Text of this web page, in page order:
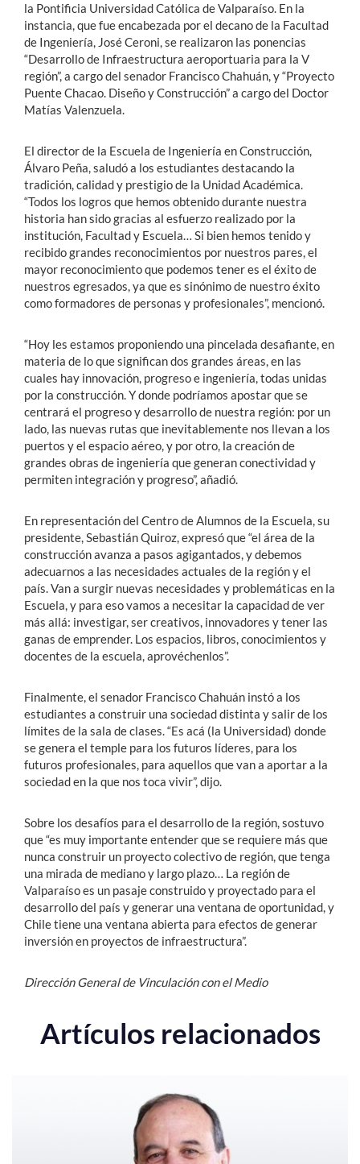
la Pontificia Universidad Católica de Valparaíso. En la
instancia, que fue encabezada por el decano de la Facultad
de Ingeniería, José Ceroni, se realizaron las ponencias
“Desarrollo de Infraestructura aeroportuaria para la V
región”, a cargo del senador Francisco Chahuán, y “Proyecto
Puente Chacao. Diseño y Construcción” a cargo del Doctor
Matías Valenzuela.
El director de la Escuela de Ingeniería en Construcción,
Álvaro Peña, saludó a los estudiantes destacando la
tradición, calidad y prestigio de la Unidad Académica.
“Todos los logros que hemos obtenido durante nuestra
historia han sido gracias al esfuerzo realizado por la
institución, Facultad y Escuela… Si bien hemos tenido y
recibido grandes reconocimientos por nuestros pares, el
mayor reconocimiento que podemos tener es el éxito de
nuestros egresados, ya que es sinónimo de nuestro éxito
como formadores de personas y profesionales”, mencionó.
“Hoy les estamos proponiendo una pincelada desafiante, en
materia de lo que significan dos grandes áreas, en las
cuales hay innovación, progreso e ingeniería, todas unidas
por la construcción. Y donde podríamos apostar que se
centrará el progreso y desarrollo de nuestra región: por un
lado, las nuevas rutas que inevitablemente nos llevan a los
puertos y el espacio aéreo, y por otro, la creación de
grandes obras de ingeniería que generan conectividad y
permiten integración y progreso”, añadió.
En representación del Centro de Alumnos de la Escuela, su
presidente, Sebastián Quiroz, expresó que “el área de la
construcción avanza a pasos agigantados, y debemos
adecuarnos a las necesidades actuales de la región y el
país. Van a surgir nuevas necesidades y problemáticas en la
Escuela, y para eso vamos a necesitar la capacidad de ver
más allá: investigar, ser creativos, innovadores y tener las
ganas de emprender. Los espacios, libros, conocimientos y
docentes de la escuela, aprovéchenlos”.
Finalmente, el senador Francisco Chahuán instó a los
estudiantes a construir una sociedad distinta y salir de los
límites de la sala de clases. “Es acá (la Universidad) donde
se genera el temple para los futuros líderes, para los
futuros profesionales, para aquellos que van a aportar a la
sociedad en la que nos toca vivir”, dijo.
Sobre los desafíos para el desarrollo de la región, sostuvo
que “es muy importante entender que se requiere más que
nunca construir un proyecto colectivo de región, que tenga
una mirada de mediano y largo plazo… La región de
Valparaíso es un pasaje construido y proyectado para el
desarrollo del país y generar una ventana de oportunidad, y
Chile tiene una ventana abierta para efectos de generar
inversión en proyectos de infraestructura”.
Dirección General de Vinculación con el Medio
Artículos relacionados